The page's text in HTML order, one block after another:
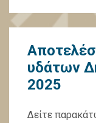
υδάτων
2025
Δείτε